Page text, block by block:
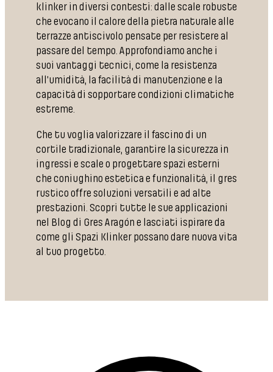
klinker in diversi contesti: dalle scale robuste
che evocano il calore della pietra naturale alle
terrazze antiscivolo pensate per resistere al
passare del tempo. Approfondiamo anche i
suoi vantaggi tecnici, come la resistenza
all’umidità, la facilità di manutenzione e la
capacità di sopportare condizioni climatiche
estreme.
Che tu voglia valorizzare il fascino di un
cortile tradizionale, garantire la sicurezza in
ingressi e scale o progettare spazi esterni
che coniughino estetica e funzionalità, il gres
rustico offre soluzioni versatili e ad alte
prestazioni. Scopri tutte le sue applicazioni
nel Blog di Gres Aragón e lasciati ispirare da
come gli Spazi Klinker possano dare nuova vita
al tuo progetto.